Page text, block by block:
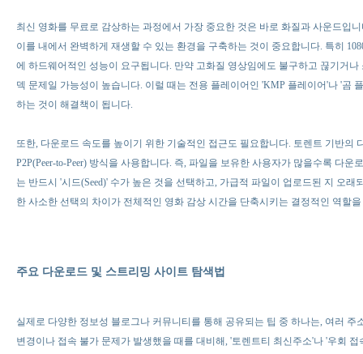
최신 영화를 무료로 감상하는 과정에서 가장 중요한 것은 바로 화질과 사운드입
이를 내에서 완벽하게 재생할 수 있는 환경을 구축하는 것이 중요합니다. 특히
에 하드웨어적인 성능이 요구됩니다. 만약 고화질 영상임에도 불구하고 끊기거
덱 문제일 가능성이 높습니다. 이럴 때는 전용 플레이어인 'KMP 플레이어'나 '곰
하는 것이 해결책이 됩니다.
또한, 다운로드 속도를 높이기 위한 기술적인 접근도 필요합니다. 토렌트 기반의
P2P(Peer-to-Peer) 방식을 사용합니다. 즉, 파일을 보유한 사용자가 많을수록 다
는 반드시 '시드(Seed)' 수가 높은 것을 선택하고, 가급적 파일이 업로드된 지 오
한 사소한 선택의 차이가 전체적인 영화 감상 시간을 단축시키는 결정적인 역할
주요 다운로드 및 스트리밍 사이트 탐색법
실제로 다양한 정보성 블로그나 커뮤니티를 통해 공유되는 팁 중 하나는, 여러
변경이나 접속 불가 문제가 발생했을 때를 대비해, '토렌트티 최신주소'나 '우회